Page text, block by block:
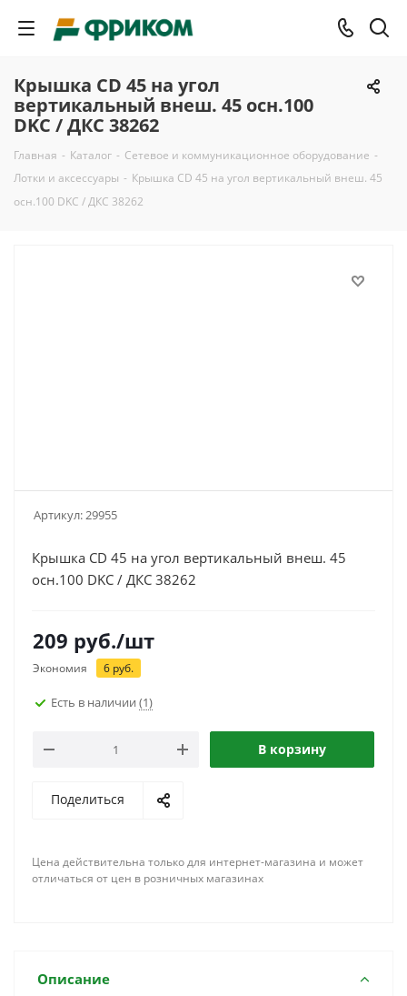
Крышка CD 45 на угол
вертикальный внеш. 45 осн.100
DKC / ДКС 38262
Главная - Каталог - Сетевое и коммуникационное оборудование -
Лотки и аксессуары - Крышка CD 45 на угол вертикальный внеш. 45
осн.100 DKC / ДКС 38262
Артикул:29955
Крышка CD 45 на угол вертикальный внеш. 45
осн.100 DKC / ДКС 38262
209 руб./шт
Экономия 6 руб.
Есть в наличии (1)
В корзину
Поделиться
Цена действительна только для интернет-магазина и может
отличаться от цен в розничных магазинах
Описание